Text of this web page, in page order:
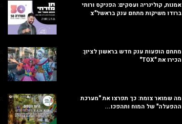
אמנות, קולינריה ועסקים: הפניקס ורותי
ברודו משיקות מתחם ענק בראשל"צ
מתחם הופעות ענק חדש בראשון לציון:
הכירו את "TOX"
מה שמואר צומח: כך תפרצו את "מערכת
ההפעלה" של המוח ותהפכו...